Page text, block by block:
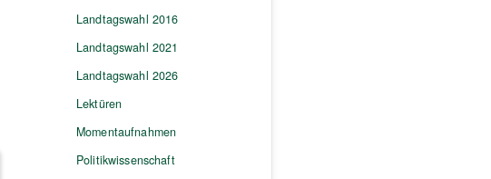
Landtagswahl 2016
Landtagswahl 2021
Landtagswahl 2026
Lektüren
Momentaufnahmen
Politikwissenschaft